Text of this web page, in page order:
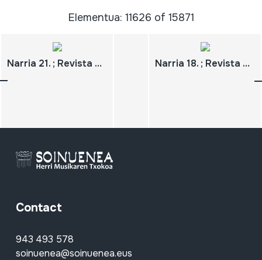
Elementua: 11626 of 15871
Narria 21. ; Revista de estudios de artes y costumbres populares. ; Provincia de Valladolid. ; Introducción. ; La siembra y la recolección en Castilla (-lo que va de ayer a hoy). ; Construcciones populares en los Montes Torozos. ; Un encaje castellano: (El frisado de Valladolid). ; El Canal de Castilla. ; Las Ferias de Medina del Campo. ; Alanceamiento, capeas y encierros. ; Danzas relacionadas con la agricultura. ; La música tradicional en la provincia de Valladolid. ; 'La fieta del Angel' de Peñafiel. ; 'El Vitor' a la inmaculada en Nava del Rey. ; La Virgen de Fuentes en Villalba de los Alcores. ; Noticias del museo. Narria 18. ; Revista de estudios de artes y costumbres populares. ; Las Palmas de Gran Canaria. ; Introducción. ; Artenara: Las casas-cueva. ; Balcones y ventanas de madera en Las Palmas de Gran Canaria. ; Un aspecto del interior: las pilas. ; Artes textiles canarias. ; Las peleas de gallos en la isla de Gran Canaria. ; La Fiesta de la Rama en Agaete. ; Las carreras de caballos 'a pelo'. ; Mª. Pía Timón Tiemblo. Los Ranchos de Animas. ; San Borondón: leyenda y realidad. ; Noticias del Museo.
Contact
943 493 578
soinuenea@soinuenea.eus